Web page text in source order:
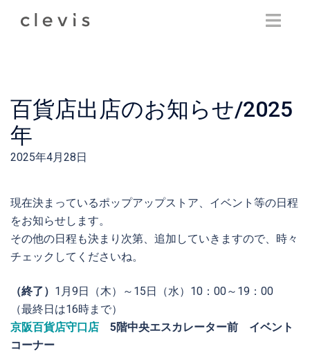
百貨店出店のお知らせ/2025
年
2025年4月28日
現在決まっているポップアップストア、イベント等の日程
をお知らせします。
その他の日程も決まり次第、追加していきますので、時々
チェックしてくださいね。
（終了） 1月9日（木）～15日（水）10：00～19：00
（最終日は16時まで）
京阪百貨店守口店
5階中央エスカレーター前 イベント
コーナー